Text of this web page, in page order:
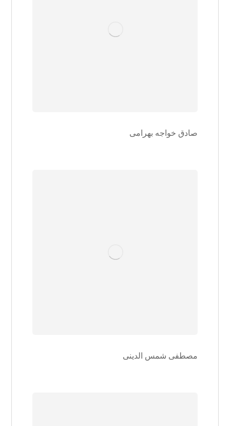
صادق خواجه بهرامی
مصطفی شمس الدینی